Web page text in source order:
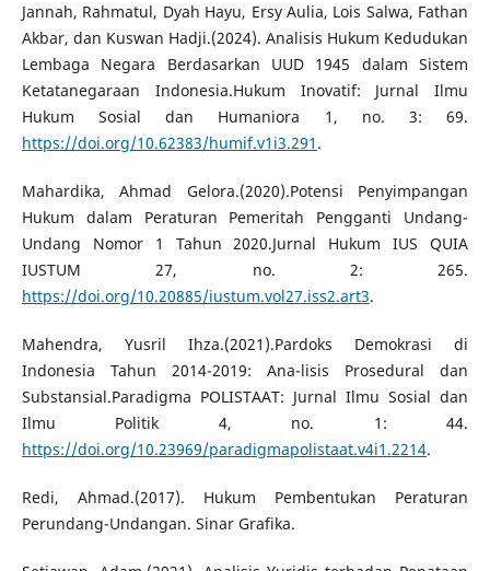
Jannah, Rahmatul, Dyah Hayu, Ersy Aulia, Lois Salwa, Fathan
Akbar, dan Kuswan Hadji.(2024). Analisis Hukum Kedudukan
Lembaga Negara Berdasarkan UUD 1945 dalam Sistem
Ketatanegaraan Indonesia.Hukum Inovatif: Jurnal Ilmu
Hukum Sosial dan Humaniora 1, no. 3: 69.
https://doi.org/10.62383/humif.v1i3.291 .
Mahardika, Ahmad Gelora.(2020).Potensi Penyimpangan
Hukum dalam Peraturan Pemeritah Pengganti Undang-
Undang Nomor 1 Tahun 2020.Jurnal Hukum IUS QUIA
IUSTUM 27, no. 2: 265.
https://doi.org/10.20885/iustum.vol27.iss2.art3.
Mahendra, Yusril Ihza.(2021).Pardoks Demokrasi di
Indonesia Tahun 2014-2019: Ana-lisis Prosedural dan
Substansial.Paradigma POLISTAAT: Jurnal Ilmu Sosial dan
Ilmu Politik 4, no. 1: 44.
https://doi.org/10.23969/paradigmapolistaat.v4i1.2214.
Redi, Ahmad.(2017). Hukum Pembentukan Peraturan
Perundang-Undangan. Sinar Grafika.